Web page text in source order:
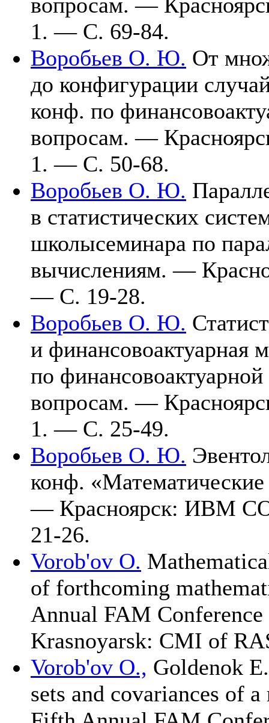
1. — С. 69-84.
Воробьев О. Ю. От
до конфигурации
конф. по
вопросам. —
1. — С. 50-68.
Воробьев О. Ю.
в статистических
школысеминара по
вычислениям. —
— С. 19-28.
Воробьев О. Ю.
и финансовоактуарная
по
вопросам. —
1. — С. 25-49.
Воробьев О. Ю.
конф.
— Красноярск: ИВМ
21-26.
Vorob'ov O.
of forthcoming
Annual FAM
Krasnoyarsk: CMI of
Vorob'ov O., Goldenok Е.
sets and covariances of